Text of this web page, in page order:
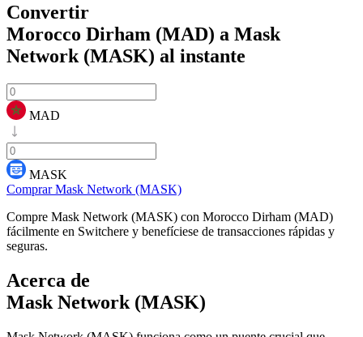
Convertir
Morocco Dirham (MAD) a Mask
Network (MASK) al instante
MAD
MASK
Comprar Mask Network (MASK)
Compre Mask Network (MASK) con Morocco Dirham (MAD)
fácilmente en Switchere y benefíciese de transacciones rápidas y
seguras.
Acerca de
Mask Network (MASK)